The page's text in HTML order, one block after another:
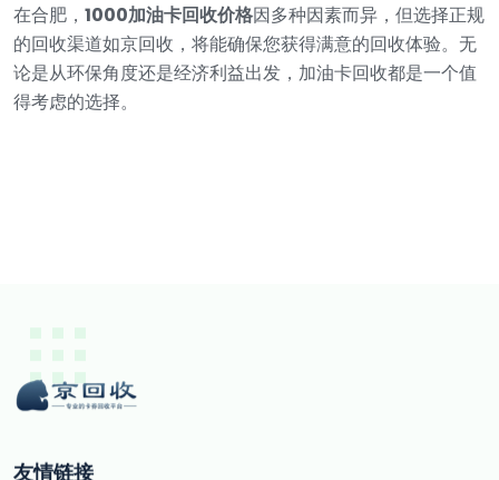
在合肥， 1000加油卡回收价格因多种因素而异，但选择正规
的回收渠道如京回收，将能确保您获得满意的回收体验。无
论是从环保角度还是经济利益出发，加油卡回收都是一个值
得考虑的选择。
友情链接